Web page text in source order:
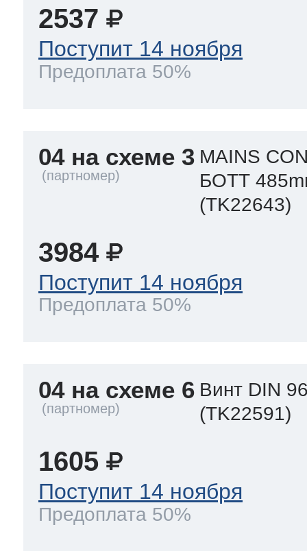
2537
Поступит 14 ноября
Предоплата 50%
04 на схеме 3 MAINS
БОТТ
(TK22643)
3984
Поступит 14 ноября
Предоплата 50%
04 на схеме 6 Винт DIN
(TK22591)
1605
Поступит 14 ноября
Предоплата 50%